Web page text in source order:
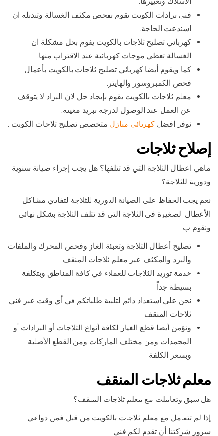
فني برادات الكويت يقوم بفحص مكثف الغسالة وتبديله ان
استدعت الحاجة.
كهربائي تصليح ثلاجات بالكويت يقوم بحل مشكلة ان
الغسالة تعطي موجات كهربائية عند الاقتراب منها.
كما ويقوم أيضا كهربائي تصليح ثلاجات بالكويت بأعمال
فحص الكمبروسور والهايتر.
معلم ثلاجات بالكويت يقوم بإيجاد حل لان البراد لا يتوقف
عن العمل عند الوصول لدرجة تبريد معينة.
نوفر افضل كهربائي منازل متخصص تصليح ثلاجات الكويت .
إصلاح ثلاجات
ماهي اعطال الثلاجة التي قد تتلفها؟ هل يجب إجراء صيانة سنوية
ودورية للثلاجة؟
نعم يجب الحفاظ على الصيانة الدورية للثلاجة لتفادي مشاكل
الأعطال الصغيرة في الثلاجة التي قد تتلف الثلاجة بشكل نهائي
ونقوم ب:
تصليح أعطال الثلاجة وتعبئة الغاز وفحص المحرك والملفات
والبرد والمكثف عبر معلم ثلاجات المنقف
خدمة توريد الثلاجات للعملاء في كافة المناطق وبتكلفة
بسيطة جداً
نحن على استعداد دائم لتلبية طلباتكم في أي وقت عبر فني
ثلاجات المنقف
ونؤمن أيضا قطع الغيار لكافة أنواع الثلاجات أو البرادات أو
المجمدات ومن مختلف الماركات ومن القطع الأصلية
وبسعر الكلفة
معلم ثلاجات المنقف
هل سبق وتعاملت مع معلم ثلاجات المنقف؟
إذا لم تتعامل مع معلم ثلاجات بالكويت من قبل فمن دواعي
سرور شركتنا أن تقدم لكم فني